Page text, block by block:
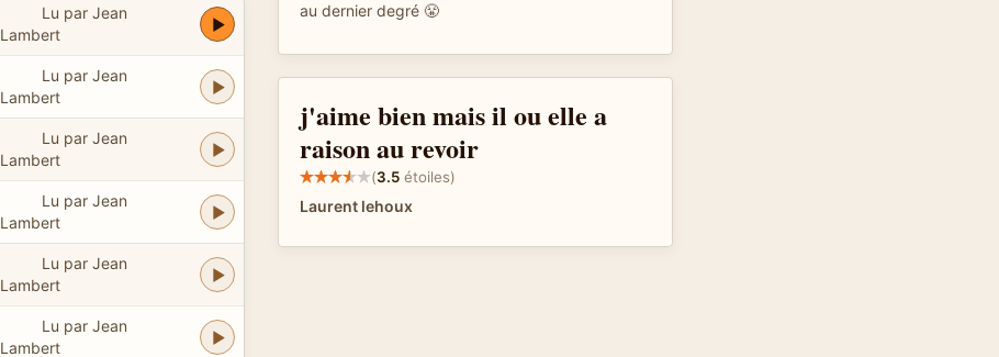
Lu par Jean
Lambert
Lu par Jean
Lambert
Lu par Jean
Lambert
Lu par Jean
Lambert
Lu par Jean
Lambert
Lu par Jean
Lambert
au dernier degré 😤
j'aime bien mais il ou elle a
raison au revoir
(3.5 étoiles)
Laurent lehoux